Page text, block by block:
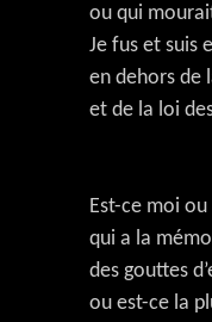
ou qui
Je fus et suis
en dehors de
et de la loi
Est-ce moi
qui a la
des gouttes
ou est-ce la